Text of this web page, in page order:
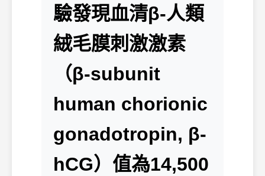
驗發現血清β-人類
絨毛膜刺激激素
（β-subunit
human chorionic
gonadotropin, β-
hCG）值為14,500